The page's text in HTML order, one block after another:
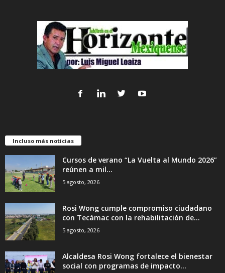
Incluso más noticias
Cursos de verano “La Vuelta al Mundo 2026”
reúnen a mil...
5 agosto, 2026
Rosi Wong cumple compromiso ciudadano
con Tecámac con la rehabilitación de...
5 agosto, 2026
Alcaldesa Rosi Wong fortalece el bienestar
social con programas de impacto...